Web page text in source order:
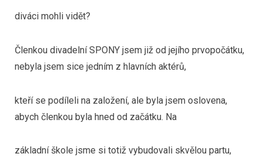
diváci mohli vidět?
Členkou divadelní SPONY jsem již od jejího prvopočátku,
nebyla jsem sice jedním z hlavních aktérů,
kteří se podíleli na založení, ale byla jsem oslovena,
abych členkou byla hned od začátku. Na
základní škole jsme si totiž vybudovali skvělou partu,